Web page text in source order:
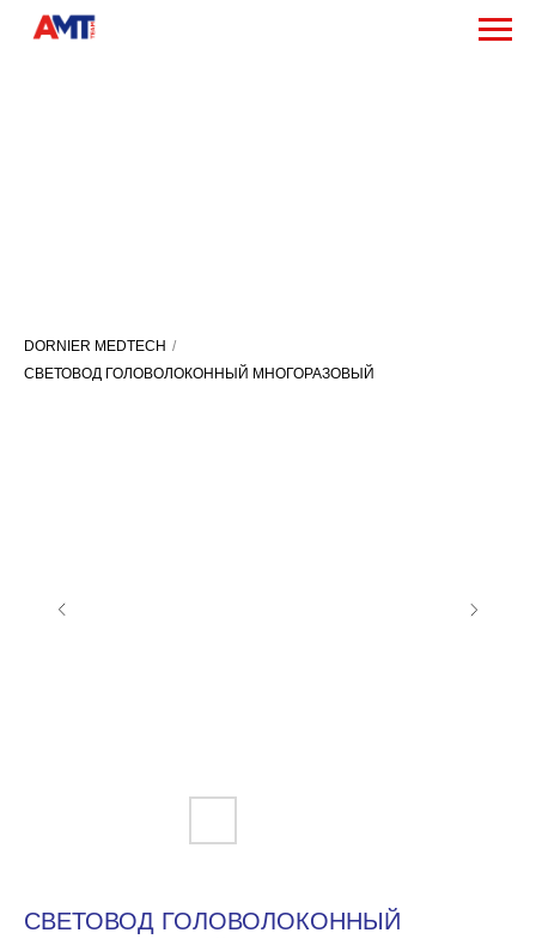
DORNIER MEDTECH /
СВЕТОВОД ГОЛОВОЛОКОННЫЙ МНОГОРАЗОВЫЙ
СВЕТОВОД ГОЛОВОЛОКОННЫЙ